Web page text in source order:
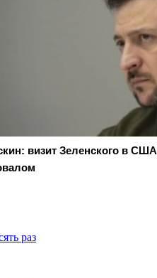
визит Зеленского в
раз